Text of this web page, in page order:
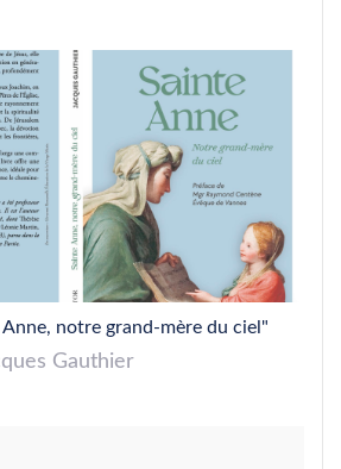
Anne, notre grand-mère du ciel"
Gauthier